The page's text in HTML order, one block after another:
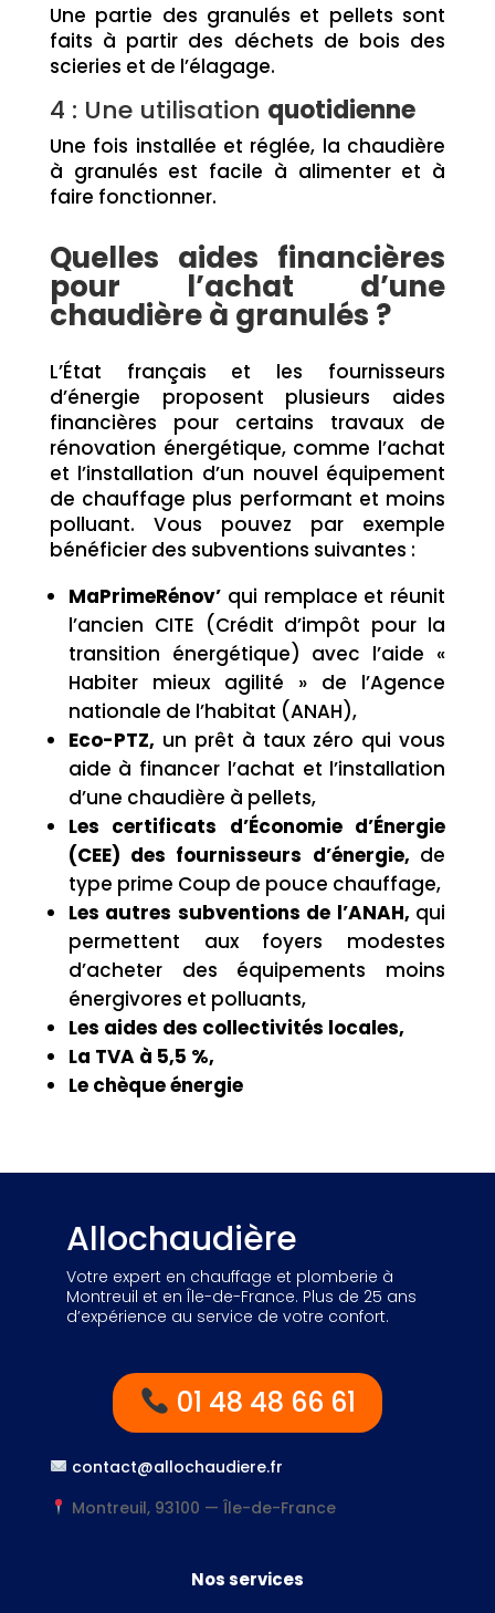
Une partie des granulés et pellets sont
faits à partir des déchets de bois des
scieries et de l’élagage.
4 : Une utilisation quotidienne
Une fois installée et réglée, la chaudière
à granulés est facile à alimenter et à
faire fonctionner.
Quelles aides financières
pour l’achat d’une
chaudière à granulés ?
L’État français et les fournisseurs
d’énergie proposent plusieurs aides
financières pour certains travaux de
rénovation énergétique, comme l’achat
et l’installation d’un nouvel équipement
de chauffage plus performant et moins
polluant. Vous pouvez par exemple
bénéficier des subventions suivantes :
MaPrimeRénov’ qui remplace et réunit
l’ancien CITE (Crédit d’impôt pour la
transition énergétique) avec l’aide «
Habiter mieux agilité » de l’Agence
nationale de l’habitat (ANAH),
Eco-PTZ, un prêt à taux zéro qui vous
aide à financer l’achat et l’installation
d’une chaudière à pellets,
Les certificats d’Économie d’Énergie
(CEE) des fournisseurs d’énergie, de
type prime Coup de pouce chauffage,
Les autres subventions de l’ANAH, qui
permettent aux foyers modestes
d’acheter des équipements moins
énergivores et polluants,
Les aides des collectivités locales,
La TVA à 5,5 %,
Le chèque énergie
Allochaudière
Votre expert en chauffage et plomberie à
Montreuil et en Île-de-France. Plus de 25 ans
d’expérience au service de votre confort.
01 48 48 66 61
contact@allochaudiere.fr
Montreuil, 93100 — Île-de-France
Nos services